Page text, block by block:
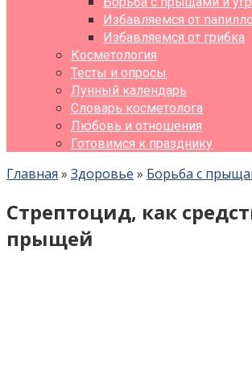
Избавляемся от
Избавляемся от грибка
Косметология
Тесты и опросы
Лунный календарь
Словарь косметолога
Любовь и отношения
Готовимся к празднику
Главная » Здоровье » Борьба с
Стрептоцид, как
прыщей